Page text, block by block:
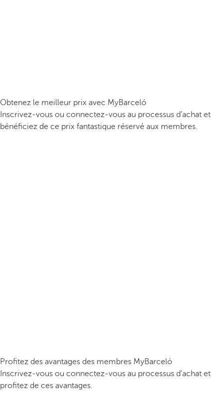
Obtenez le meilleur prix avec MyBarceló
Inscrivez-vous ou connectez-vous au processus d’achat et
bénéficiez de ce prix fantastique réservé aux membres.
Profitez des avantages des membres MyBarceló
Inscrivez-vous ou connectez-vous au processus d’achat et
profitez de ces avantages.